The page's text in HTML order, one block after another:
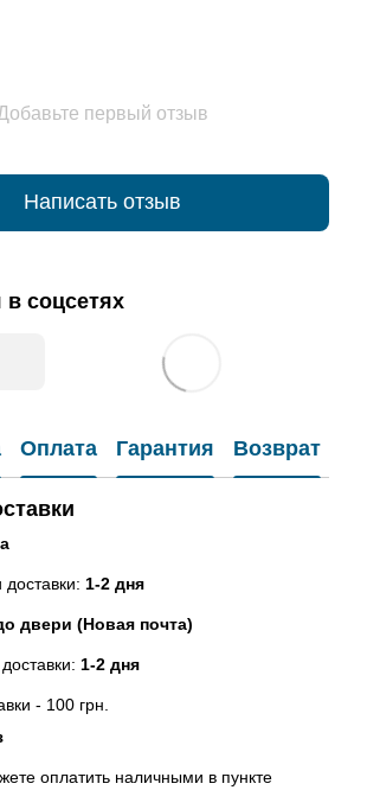
первый отзыв
Написать отзыв
соцсетях
Оплата Гарантия Возврат
доставки: 1-2 дня
двери (Новая почта)
1-2 дня
- 100 грн.
оплатить наличными в пункте